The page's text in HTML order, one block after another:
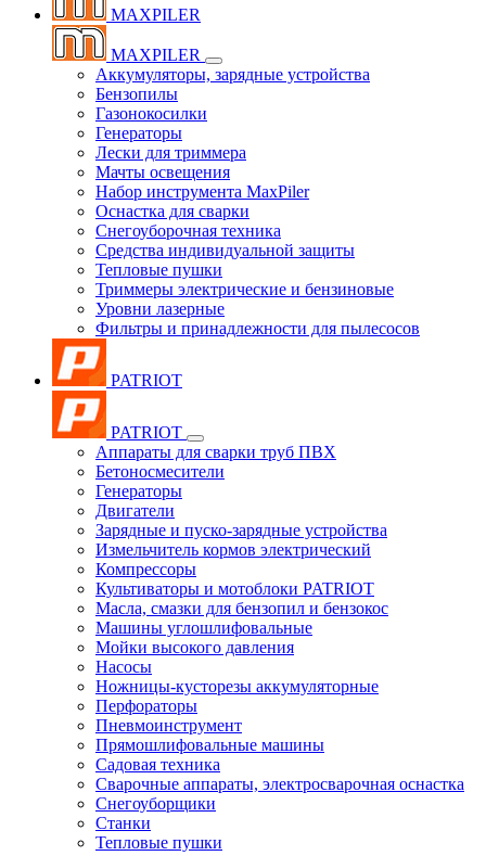
MAXPILER
MAXPILER
Аккумуляторы, зарядные устройства
Бензопилы
Газонокосилки
Генераторы
Лески для триммера
Мачты освещения
Набор инструмента MaxPiler
Оснастка для сварки
Снегоуборочная техника
Средства индивидуальной защиты
Тепловые пушки
Триммеры электрические и бензиновые
Уровни лазерные
Фильтры и принадлежности для пылесосов
PATRIOT
PATRIOT
Аппараты для сварки труб ПВХ
Бетоносмесители
Генераторы
Двигатели
Зарядные и пуско-зарядные устройства
Измельчитель кормов электрический
Компрессоры
Культиваторы и мотоблоки PATRIOT
Масла, смазки для бензопил и бензокос
Машины углошлифовальные
Мойки высокого давления
Насосы
Ножницы-кусторезы аккумуляторные
Перфораторы
Пневмоинструмент
Прямошлифовальные машины
Садовая техника
Сварочные аппараты, электросварочная оснастка
Снегоуборщики
Станки
Тепловые пушки